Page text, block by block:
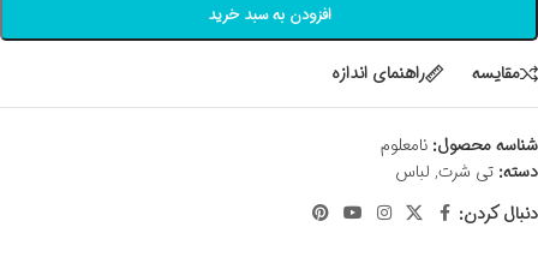
افزودن به سبد خرید
مقايسه راهنمای اندازه
شناسه محصول: نامعلوم
دسته: تی شرت, لباس
دنبال کردن: